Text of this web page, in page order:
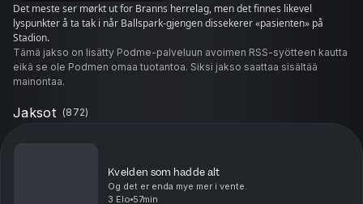
Det meste ser mørkt ut for Branns herrelag, men det finnes likevel
lyspunkter å ta tak i når Ballspark-gjengen dissekerer «pasienten» på
Stadion.
Tämä jakso on lisätty Podme-palveluun avoimen RSS-syötteen kautta
eikä se ole Podmen omaa tuotantoa. Siksi jakso saattaa sisältää
mainontaa.
Jaksot (872)
Kvelden som hadde alt
Og det er enda mye mer i vente.
3 Elo 57min